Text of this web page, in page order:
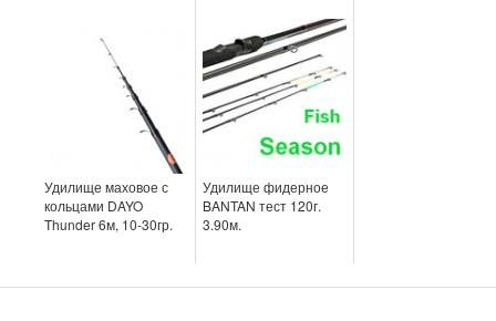
Удилище маховое с
кольцами DAYO
Thunder 6м, 10-30гр.
Удилище фидерное
BANTAN тест 120г.
3.90м.